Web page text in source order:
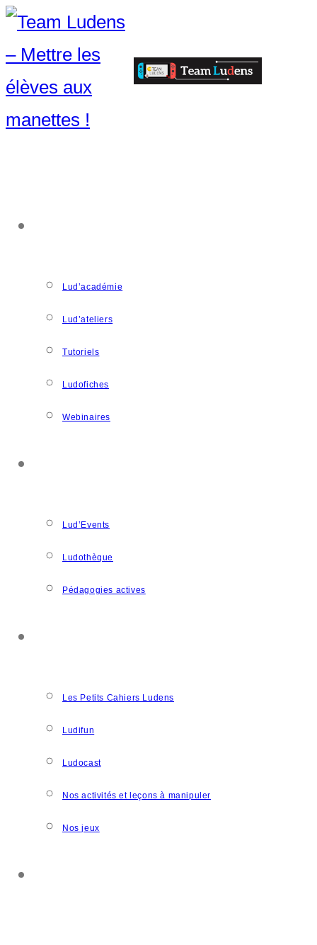
Lud’académie
Lud’ateliers
Tutoriels
Ludofiches
Webinaires
Lud’Events
Ludothèque
Pédagogies actives
Les Petits Cahiers Ludens
Ludifun
Ludocast
Nos activités et leçons à manipuler
Nos jeux